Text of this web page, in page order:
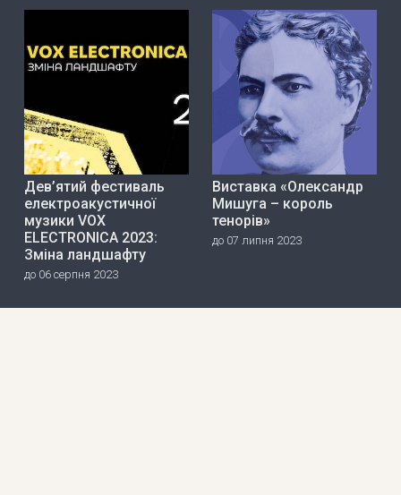
Дев’ятий фестиваль
електроакустичної
музики VOX
ELECTRONICA 2023:
Зміна ландшафту
до 06 серпня 2023
Виставка «Олександр
Мишуга – король
тенорів»
до 07 липня 2023